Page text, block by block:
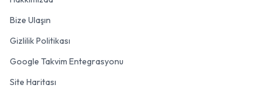
Bize Ulaşın
Gizlilik Politikası
Google Takvim Entegrasyonu
Site Haritası